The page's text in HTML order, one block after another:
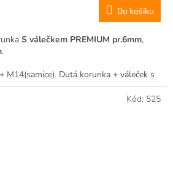
Do košíku
S válečkem PREMIUM pr.6mm,
.
M14(samice). Dutá korunka + váleček s
výplach.
Kód: 525